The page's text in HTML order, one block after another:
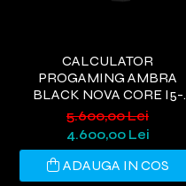
CALCULATOR
PROGAMING AMBRA
BLACK NOVA CORE I5-
9400, 32GB DDR4, 1TB SSD,
RTX 3050 6GB, WIFI 6,
WINDOWS 11 HOME
5.600,00 Lei
4.600,00 Lei
ADAUGA IN COS